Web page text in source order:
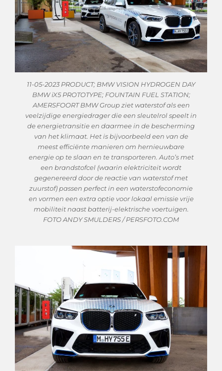
11-05-2023 PRODUCT; BMW VISION HYDROGEN DAY
BMW iX5 PROTOTYPE; FOUNTAIN FUEL STATION;
AMERSFOORT BMW Group ziet waterstof als een
veelzijdige energiedrager die een sleutelrol speelt in
de energietransitie en daarmee in de bescherming
van het klimaat. Het is bijvoorbeeld een van de
meest efficiënte manieren om hernieuwbare
energie op te slaan en te transporteren. Auto’s met
een brandstofcel (waarin elektriciteit wordt
gegenereerd door de reactie van waterstof met
zuurstof) passen perfect in een waterstofeconomie
en vormen een extra optie voor lokaal emissie vrije
mobiliteit naast batterij-elektrische voertuigen.
FOTO ANDY SMULDERS / PERSFOTO.COM